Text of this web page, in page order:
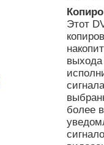
Этот
выхода
более